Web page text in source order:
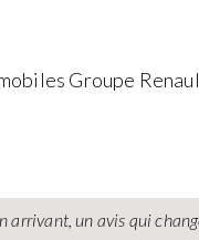
Groupe
arrivant, un avis qui